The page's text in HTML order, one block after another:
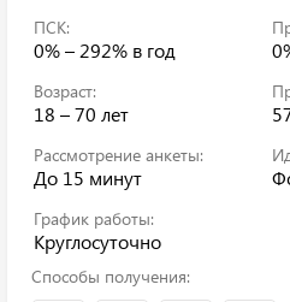
ПСК:
0% – 292% в год
Возраст:
18 – 70 лет
Рассмотрение анкеты:
До 15 минут
График работы:
Круглосуточно
Способы получения: